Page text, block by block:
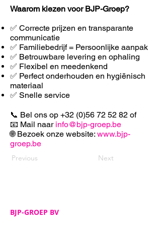
Waarom kiezen voor BJP-Groep?
✅ Correcte prijzen en transparante
communicatie
✅ Familiebedrijf = Persoonlijke aanpak
✅ Betrouwbare levering en ophaling
✅ Flexibel en meedenkend
✅ Perfect onderhouden en hygiënisch
materiaal
✅ Snelle service
📞 Bel ons op +32 (0)56 72 52 82 of
📧 Mail naar info@bjp-groep.be
🌐 Bezoek onze website: www.bjp-
groep.be
Previous Next
BJP-GROEP BV